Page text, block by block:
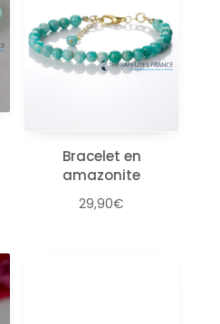
Bracelet en
amazonite
29,90€